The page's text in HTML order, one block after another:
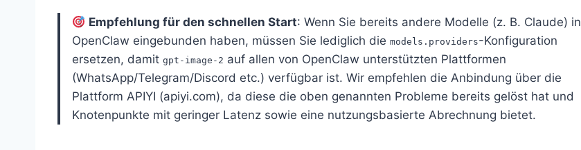
Empfehlung für den schnellen Start: Wenn Sie bereits andere Modelle (z. B. Claude) in
OpenClaw eingebunden haben, müssen Sie lediglich die models.providers-Konfiguration
ersetzen, damit gpt-image-2 auf allen von OpenClaw unterstützten Plattformen
(WhatsApp/Telegram/Discord etc.) verfügbar ist. Wir empfehlen die Anbindung über die
Plattform APIYI (apiyi.com), da diese die oben genannten Probleme bereits gelöst hat und
Knotenpunkte mit geringer Latenz sowie eine nutzungsbasierte Abrechnung bietet.